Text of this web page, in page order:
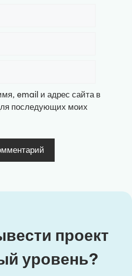
email и адрес сайта в
последующих моих
проект
уровень?